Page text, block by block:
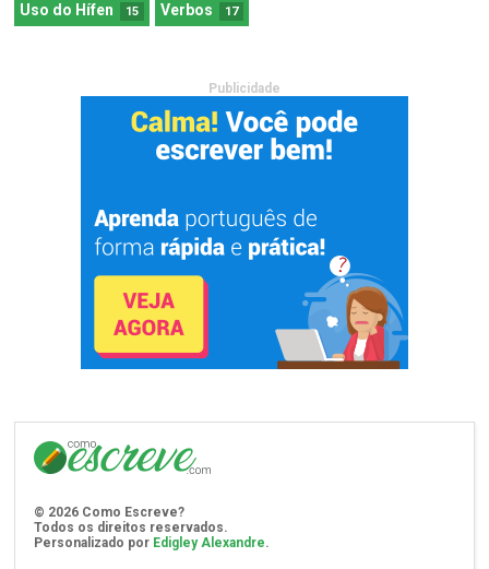
Uso do Hífen 15 Verbos 17
Publicidade
© 2026 Como Escreve?
Todos os direitos reservados.
Personalizado por Edigley Alexandre.